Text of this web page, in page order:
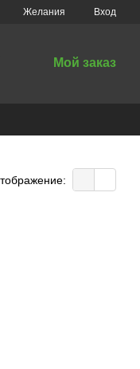
Желания Вход
Мой заказ